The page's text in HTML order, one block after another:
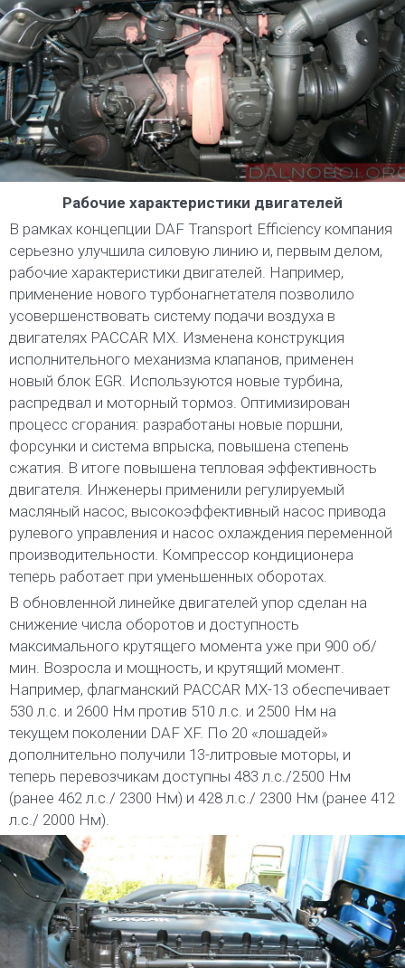
Рабочие характеристики двигателей
В рамках концепции DAF Transport Efficiency компания
серьезно улучшила силовую линию и, первым делом,
рабочие характеристики двигателей. Например,
применение нового турбонагнетателя позволило
усовершенствовать систему подачи воздуха в
двигателях PACCAR MX. Изменена конструкция
исполнительного механизма клапанов, применен
новый блок EGR. Используются новые турбина,
распредвал и моторный тормоз. Оптимизирован
процесс сгорания: разработаны новые поршни,
форсунки и система впрыска, повышена степень
сжатия. В итоге повышена тепловая эффективность
двигателя. Инженеры применили регулируемый
масляный насос, высокоэффективный насос привода
рулевого управления и насос охлаждения переменной
производительности. Компрессор кондиционера
теперь работает при уменьшенных оборотах.
В обновленной линейке двигателей упор сделан на
снижение числа оборотов и доступность
максимального крутящего момента уже при 900 об/
мин. Возросла и мощность, и крутящий момент.
Например, флагманский PACCAR MX-13 обеспечивает
530 л.с. и 2600 Нм против 510 л.с. и 2500 Нм на
текущем поколении DAF XF. По 20 «лошадей»
дополнительно получили 13-литровые моторы, и
теперь перевозчикам доступны 483 л.с./2500 Нм
(ранее 462 л.с./ 2300 Нм) и 428 л.с./ 2300 Нм (ранее 412
л.с./ 2000 Нм).